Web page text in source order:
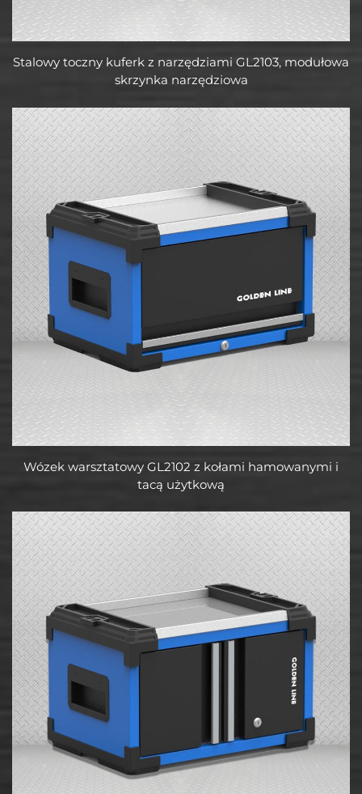
Stalowy toczny kuferk z narzędziami GL2103, modułowa
skrzynka narzędziowa
Wózek warsztatowy GL2102 z kołami hamowanymi i
tacą użytkową